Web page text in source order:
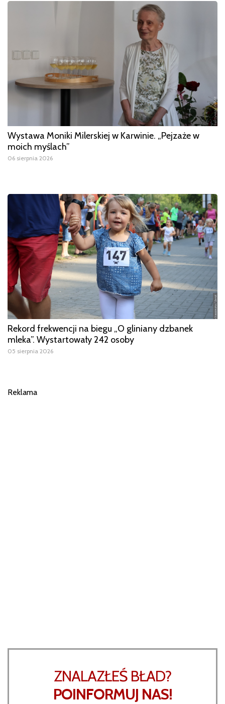
Wystawa Moniki Milerskiej w Karwinie. „Pejzaże w
moich myślach”
06 sierpnia 2026
Rekord frekwencji na biegu „O gliniany dzbanek
mleka”. Wystartowały 242 osoby
05 sierpnia 2026
Reklama
ZNALAZŁEŚ BŁAD?
POINFORMUJ NAS!